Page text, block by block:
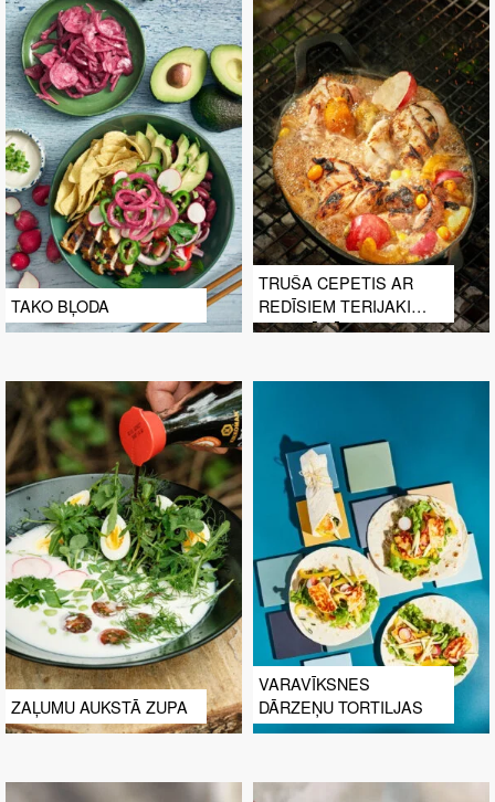
TAKO BĻODA
TRUŠA CEPETIS AR
REDĪSIEM TERIJAKI
MARINĀDĒ
ZAĻUMU AUKSTĀ ZUPA
VARAVĪKSNES
DĀRZEŅU TORTILJAS